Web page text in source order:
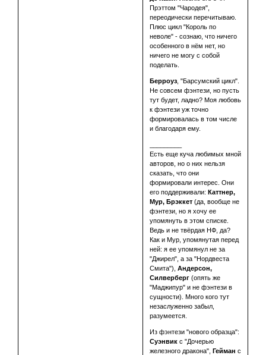
Прэттом "Чародея",
переодически перечитываю.
Плюс цикл "Король по
неволе" - сознаю, что ничего
особенного в нём нет, но
ничего не могу с собой
поделать.
Берроуз , "Барсумский цикл".
Не совсем фэнтези, но пусть
тут будет, ладно? Моя любовь
к фэнтези уж точно
формировалась в том числе
и благодаря ему.
Есть еще куча любимых мной
авторов, но о них нельзя
сказать, что они
формировали интерес. Они
его поддерживали:Каттнер,
Мур, Брэккет (да, вообще не
фэнтези, но я хочу ее
упомянуть в этом списке.
Ведь и не твёрдая НФ, да?
Как и Мур, упомянутая перед
ней: я ее упомянул не за
"Джирел", а за "Нордвеста
Смита"),Андерсон,
Силверберг (опять же
"Маджипур" и не фэнтези в
сущности). Много кого тут
незаслуженно забыл,
разумеется.
Из фэнтези "нового образца":
Суэнвик с "Дочерью
железного дракона",Гейман с